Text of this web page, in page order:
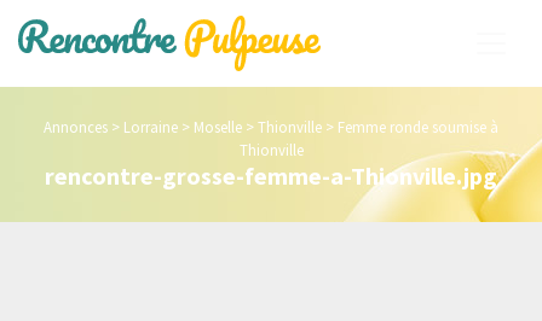
Annonces > Lorraine > Moselle >Thionville > Femme ronde soumise à
Thionville
rencontre-grosse-femme-a-Thionville.jpg